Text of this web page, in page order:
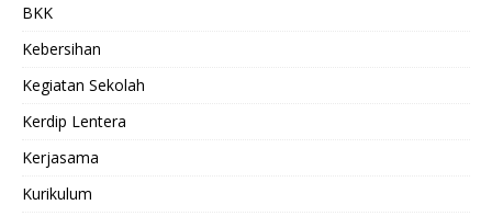
BKK
Kebersihan
Kegiatan Sekolah
Kerdip Lentera
Kerjasama
Kurikulum